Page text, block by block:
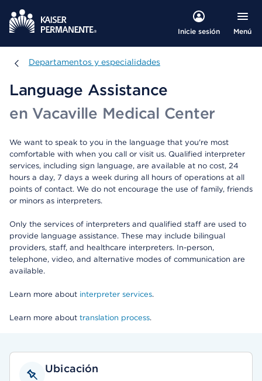
Inicie sesión Menú
Departamentos y especialidades
Departamentos y especialidades
Language Assistance
en Vacaville Medical Center
We want to speak to you in the language that you're most
comfortable with when you call or visit us. Qualified interpreter
services, including sign language, are available at no cost, 24
hours a day, 7 days a week during all hours of operations at all
points of contact. We do not encourage the use of family, friends
or minors as interpreters.
Only the services of interpreters and qualified staff are used to
provide language assistance. These may include bilingual
providers, staff, and healthcare interpreters. In-person,
telephone, video, and alternative modes of communication are
available.
Learn more about interpreter services.
Learn more about translation process.
Ubicación